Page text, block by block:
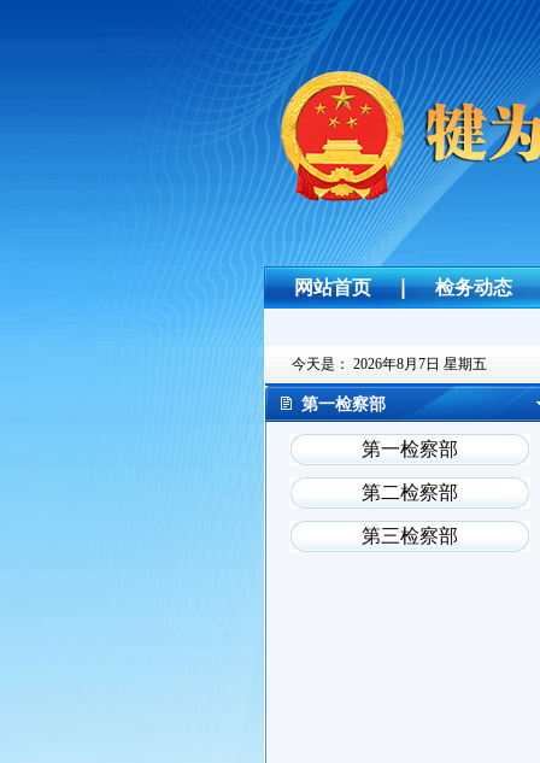
网站首页 检务动态
今天是： 2026年8月7日 星期五
第一检察部
第一检察部
第二检察部
第三检察部